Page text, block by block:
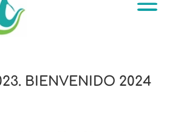
BIENVENIDO 2024